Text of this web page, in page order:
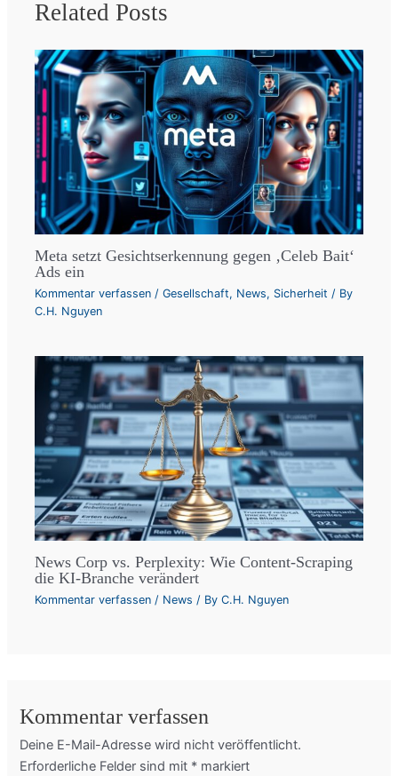
Related Posts
Meta setzt Gesichtserkennung gegen ‚Celeb Bait‘
Ads ein
Kommentar verfassen /Gesellschaft, News, Sicherheit / By
C.H. Nguyen
News Corp vs. Perplexity: Wie Content-Scraping
die KI-Branche verändert
Kommentar verfassen / News / ByC.H. Nguyen
Kommentar verfassen
Deine E-Mail-Adresse wird nicht veröffentlicht.
Erforderliche Felder sind mit * markiert